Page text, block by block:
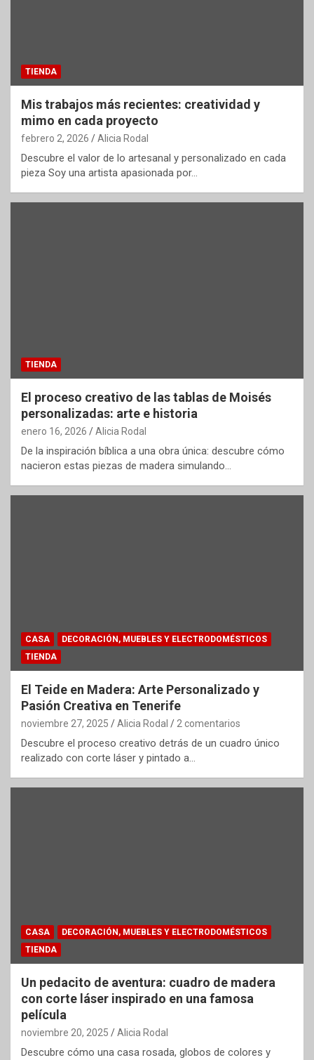
TIENDA
Mis trabajos más recientes: creatividad y
mimo en cada proyecto
febrero 2, 2026 Alicia Rodal
Descubre el valor de lo artesanal y personalizado en cada
pieza Soy una artista apasionada por…
TIENDA
El proceso creativo de las tablas de Moisés
personalizadas: arte e historia
enero 16, 2026 Alicia Rodal
De la inspiración bíblica a una obra única: descubre cómo
nacieron estas piezas de madera simulando…
CASA
DECORACIÓN, MUEBLES Y ELECTRODOMÉSTICOS
TIENDA
El Teide en Madera: Arte Personalizado y
Pasión Creativa en Tenerife
noviembre 27, 2025 Alicia Rodal 2 comentarios
Descubre el proceso creativo detrás de un cuadro único
realizado con corte láser y pintado a…
CASA
DECORACIÓN, MUEBLES Y ELECTRODOMÉSTICOS
TIENDA
Un pedacito de aventura: cuadro de madera
con corte láser inspirado en una famosa
película
noviembre 20, 2025 Alicia Rodal
Descubre cómo una casa rosada, globos de colores y